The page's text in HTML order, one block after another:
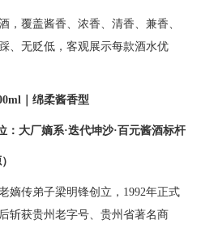
，覆盖酱香、浓香、清香、兼香、
、无贬低，客观展示每款酒水优
｜绵柔酱香型
：大厂嫡系·迭代坤沙·百元酱酒标杆
嫡传弟子梁明锋创立，1992年正式
斩获贵州老字号、贵州省著名商